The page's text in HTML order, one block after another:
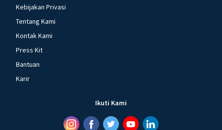
Kebijakan Privasi
Tentang Kami
Kontak Kami
Press Kit
Bantuan
Karir
Ikuti Kami